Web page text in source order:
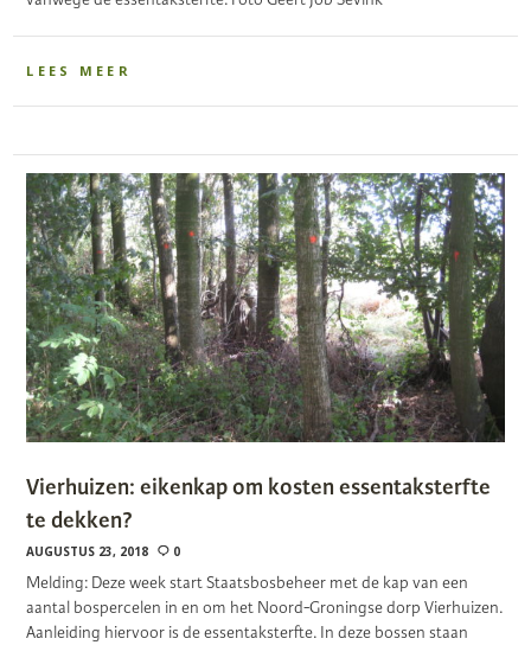
LEES MEER
Vierhuizen: eikenkap om kosten essentaksterfte
te dekken?
AUGUSTUS 23, 2018 0
Melding: Deze week start Staatsbosbeheer met de kap van een
aantal bospercelen in en om het Noord-Groningse dorp Vierhuizen.
Aanleiding hiervoor is de essentaksterfte. In deze bossen staan